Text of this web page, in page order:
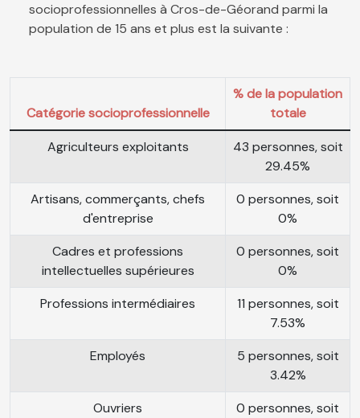
socioprofessionnelles à Cros-de-Géorand parmi la
population de 15 ans et plus est la suivante :
Catégorie socioprofessionnelle
% de la population
totale
Agriculteurs exploitants
43 personnes, soit
29.45%
Artisans, commerçants, chefs
d'entreprise
0 personnes, soit
0%
Cadres et professions
intellectuelles supérieures
0 personnes, soit
0%
Professions intermédiaires
11 personnes, soit
7.53%
Employés
5 personnes, soit
3.42%
Ouvriers
0 personnes, soit